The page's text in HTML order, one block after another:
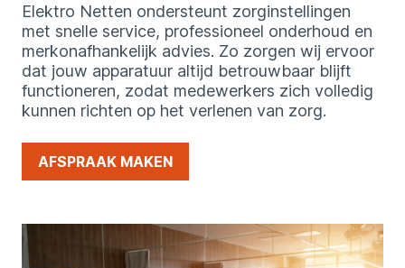
Elektro Netten ondersteunt zorginstellingen
met snelle service, professioneel onderhoud en
merkonafhankelijk advies. Zo zorgen wij ervoor
dat jouw apparatuur altijd betrouwbaar blijft
functioneren, zodat medewerkers zich volledig
kunnen richten op het verlenen van zorg.
AFSPRAAK MAKEN